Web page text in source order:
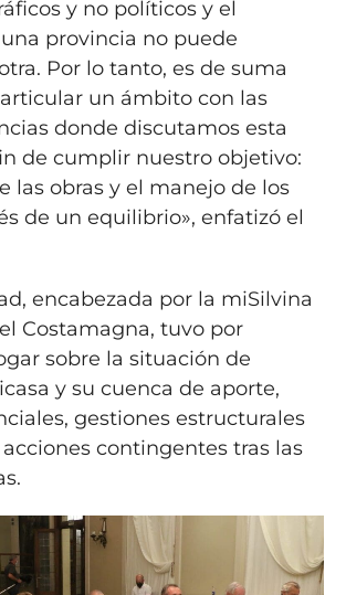
y no políticos y el
provincia no puede
Por lo tanto, es de suma
un ámbito con las
donde discutamos esta
de cumplir nuestro objetivo:
las obras y el manejo de los
de un equilibrio», enfatizó el
encabezada por la miSilvina
Costamagna, tuvo por
sobre la situación de
y su cuenca de aporte,
gestiones estructurales
contingentes tras las